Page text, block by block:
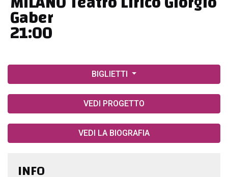
Gaber
21:00
BIGLIETTI
VEDI PROGETTO
VEDI LA BIOGRAFIA
INFO